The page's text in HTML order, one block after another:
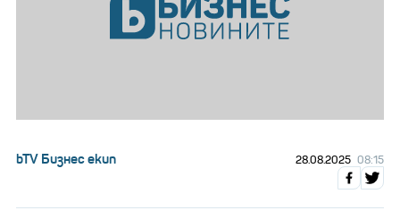
bTV Бизнес екип 28.08.2025 08:15